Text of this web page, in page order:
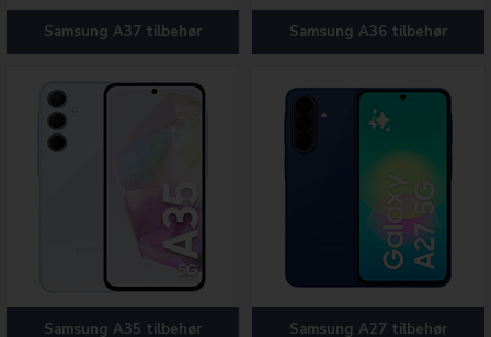
Samsung A37 tilbehør Samsung A36 tilbehør
Samsung A35 tilbehør Samsung A27 tilbehør